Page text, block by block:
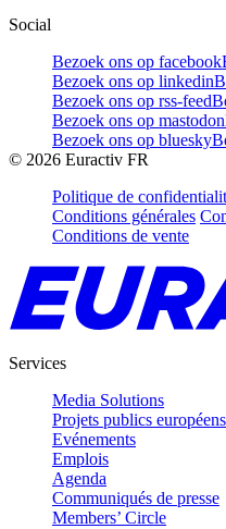
Social
Bezoek ons op facebook
Bezoek ons op linkedin
Bezoek ons op rss-feed
Bezoek ons op mastodon
Bezoek ons op bluesky
© 2026 Euractiv FR
Politique de
Conditions générales
Conditions de vente
Services
Media Solutions
Projets publics européens
Evénements
Emplois
Agenda
Communiqués de presse
Members’ Circle